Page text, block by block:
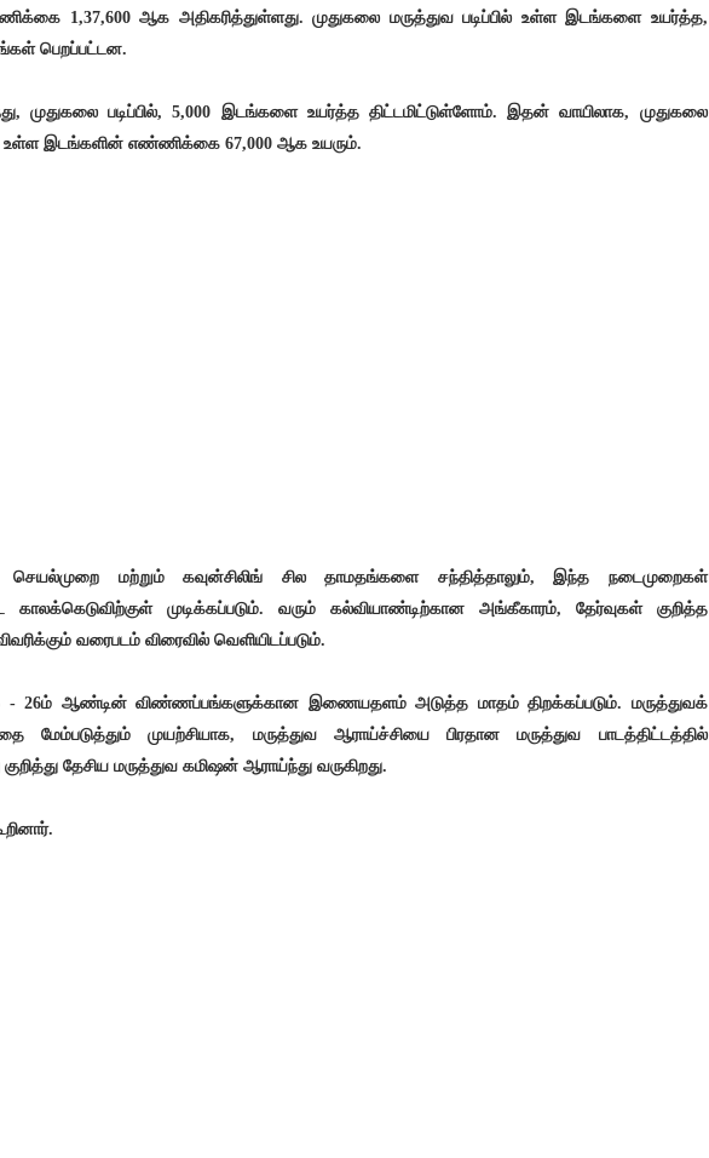
1,37,600 ஆக அதிகரித்துள்ளது. முதுகலை மருத்துவ படிப்பில் உள்ள இடங்களை உயர்த்த,
பெறப்பட்டன.
முதுகலை படிப்பில், 5,000 இடங்களை உயர்த்த திட்டமிட்டுள்ளோம். இதன் வாயிலாக, முதுகலை
உள்ள இடங்களின் எண்ணிக்கை 67,000 ஆக உயரும்.
செயல்முறை மற்றும் கவுன்சிலிங் சில தாமதங்களை சந்தித்தாலும், இந்த நடைமுறைகள்
காலக்கெடுவிற்குள் முடிக்கப்படும். வரும் கல்வியாண்டிற்கான அங்கீகாரம், தேர்வுகள் குறித்த
வரைபடம் விரைவில் வெளியிடப்படும்.
- 26ம் ஆண்டின் விண்ணப்பங்களுக்கான இணையதளம் அடுத்த மாதம் திறக்கப்படும். மருத்துவக்
மேம்படுத்தும் முயற்சியாக, மருத்துவ ஆராய்ச்சியை பிரதான மருத்துவ பாடத்திட்டத்தில்
தேசிய மருத்துவ கமிஷன் ஆராய்ந்து வருகிறது.